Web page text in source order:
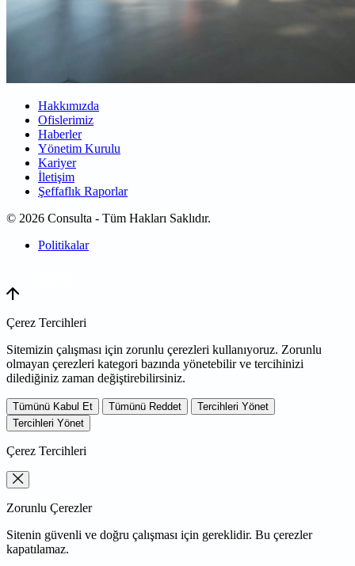
Hakkımızda
Ofislerimiz
Haberler
Yönetim Kurulu
Kariyer
İletişim
Şeffaflık Raporlar
© 2026 Consulta - Tüm Hakları Saklıdır.
Politikalar
Çerez Tercihleri
Sitemizin çalışması için zorunlu çerezleri kullanıyoruz. Zorunlu
olmayan çerezleri kategori bazında yönetebilir ve tercihinizi
dilediğiniz zaman değiştirebilirsiniz.
Tümünü Kabul Et Tümünü Reddet
Tercihleri Yönet
Tercihleri Yönet
Çerez Tercihleri
Zorunlu Çerezler
Sitenin güvenli ve doğru çalışması için gereklidir. Bu çerezler
kapatılamaz.